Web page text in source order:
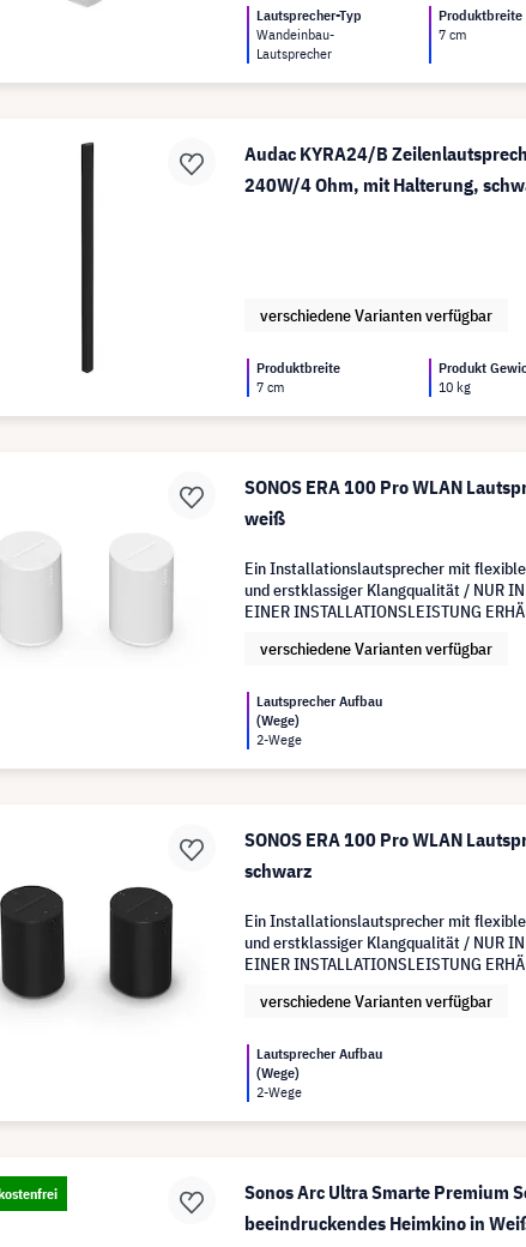
Lautsprecher-Typ
Wandeinbau-
Lautsprecher
Produktbreite
7 cm
Audac KYRA24/B
240W/4 Ohm, mit Halterung,
verschiedene Varianten verfügbar
Produktbreite
7 cm
Produkt
10 kg
SONOS ERA 100 Pro WLAN
weiß
Ein Installationslautsprecher mit
und erstklassiger Klangqualität / NUR IN
EINER INSTALLATIONSLEISTUNG
verschiedene Varianten verfügbar
Lautsprecher Aufbau
(Wege)
2-Wege
SONOS ERA 100 Pro WLAN
schwarz
Ein Installationslautsprecher mit
und erstklassiger Klangqualität / NUR IN
EINER INSTALLATIONSLEISTUNG
verschiedene Varianten verfügbar
Lautsprecher Aufbau
(Wege)
2-Wege
Sonos Arc Ultra Smarte Premium
beeindruckendes Heimkino in